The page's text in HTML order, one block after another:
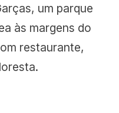
um parque
às margens do
restaurante,